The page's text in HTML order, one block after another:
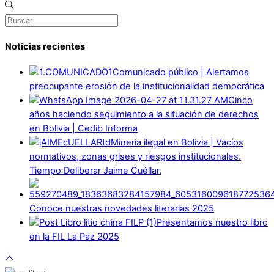
Noticias recientes
Comunicado público | Alertamos
preocupante erosión de la institucionalidad democrática
Cinco
años haciendo seguimiento a la situación de derechos
en Bolivia | Cedib Informa
Minería ilegal en Bolivia | Vacíos
normativos, zonas grises y riesgos institucionales.
Tiempo Deliberar Jaime Cuéllar.
Conoce nuestras novedades literarias 2025
Presentamos nuestro libro
en la FIL La Paz 2025